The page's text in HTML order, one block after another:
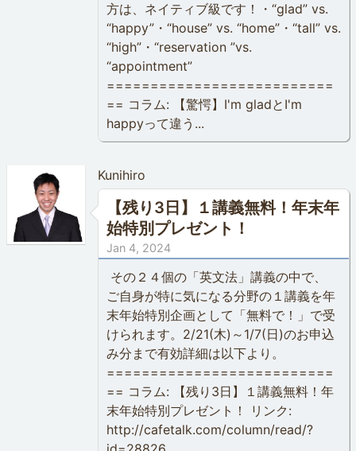
方は、ネイティブ級です！・“glad” vs.
“happy”・“house” vs. “home”・“tall” vs.
“high”・“reservation ”vs.
“appointment”
==========================
== コラム: 【驚愕】I'm gladとI'm
happyって違う...
Kunihiro
【残り3日】１講義無料！年末年
始特別プレゼント！
Jan 4, 2024
その２４個の「英文法」講義の中で、
ご自身が特に気になる分野の１講義を年
末年始特別企画として「無料で！」で受
けられます。2/21(木)～1/7(日)のお申込
み分まで有効詳細は以下より。
==========================
== コラム: 【残り3日】１講義無料！年
末年始特別プレゼント！ リンク:
http://cafetalk.com/column/read/?